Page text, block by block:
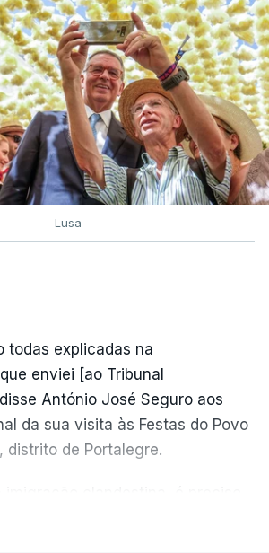
Lusa
todas explicadas na
enviei [ao Tribunal
António José Seguro aos
da sua visita às Festas do Povo
distrito de Portalegre.